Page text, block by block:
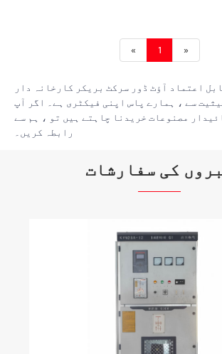
« 1 »
اعتماد آؤٹ ڈور سرکٹ بریکر کارخانہ دار
سے ، ہمارے پاس اپنی فیکٹری ہے۔ اگر آپ
مصنوعات خریدنا چاہتے ہیں تو ، ہم سے
رابطہ کریں۔
کی سفارشات
برقی نظام کے لیے کم وولٹیج
سوئچ گیئر کیوں منتخب کریں؟
مزید دیکھیں >>